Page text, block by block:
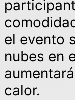
el evento
nubes en
calor.